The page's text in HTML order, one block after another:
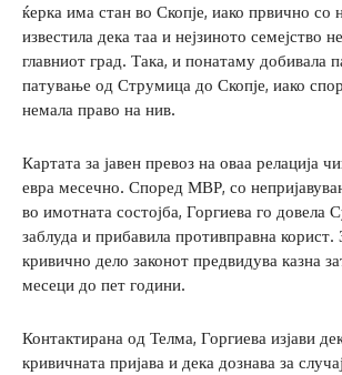
ќерка има стан во Скопје, иако првично со
известила дека таа и нејзиното семејство
главниот град. Така, и понатаму добивала
патување од Струмица до Скопје, иако
немала право на нив.
Картата за јавен превоз на оваа релација
евра месечно. Според МВР, со
во имотната состојба, Горгиева го довела
заблуда и прибавила противправна корист.
кривично дело законот предвидува казна
месеци до пет години.
Контактирана од Телма, Горгиева изјави
кривичната пријава и дека дознава за